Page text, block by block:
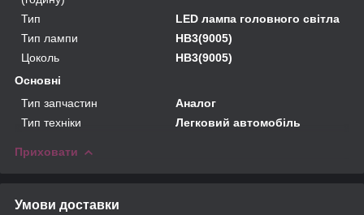
Тип
LED лампа головного світла
Тип лампи
HB3(9005)
Цоколь
HB3(9005)
Основні
Тип запчастин
Аналог
Тип техніки
Легковий автомобіль
Приховати
Умови доставки